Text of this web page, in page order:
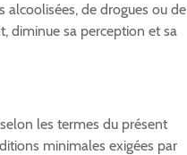
alcoolisées, de drogues ou de
diminue sa perception et sa
les termes du présent
minimales exigées par